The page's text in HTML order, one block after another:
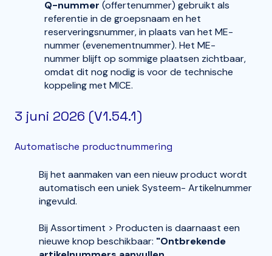
Q-nummer (offertenummer) gebruikt als
referentie in de groepsnaam en het
reserveringsnummer, in plaats van het ME-
nummer (evenementnummer). Het ME-
nummer blijft op sommige plaatsen zichtbaar,
omdat dit nog nodig is voor de technische
koppeling met MICE.
3 juni 2026 (V1.54.1)
Automatische productnummering
Bij het aanmaken van een nieuw product wordt
automatisch een uniek Systeem- Artikelnummer
ingevuld.
Bij Assortiment > Producten is daarnaast een
nieuwe knop beschikbaar: "Ontbrekende